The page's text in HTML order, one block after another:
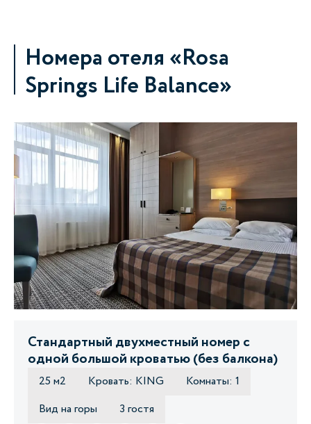
Номера отеля «Rosa
Springs Life Balance»
Стандартный двухместный номер с
одной большой кроватью (без балкона)
25 м2 Кровать: KING
Комнаты: 1
Вид на горы
3 гостя